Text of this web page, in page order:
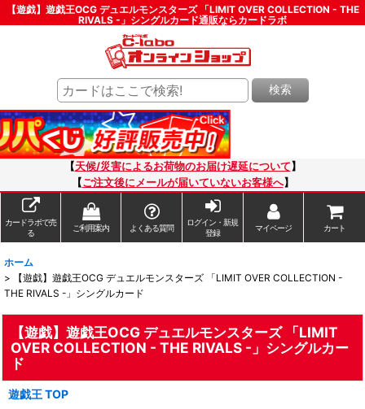
【遊戯】遊戯王OCG デュエルモンスターズ 「LIMIT OVER COLLECTION - THE
RIVALS -」シングルカード通販ならカードラボ
検索
【天候/災害によるお荷物のお届け遅延について 】
【ご注文後にメールが届いていないお客様へ】
カードラボで売
る
ご利用案内 よくある質問
ログイン・新規
登録
マイページ カート
ホーム
>
【遊戯】遊戯王OCG デュエルモンスターズ 「LIMIT OVER COLLECTION -
THE RIVALS -」シングルカード
【遊戯】遊戯王OCG デュエルモンスターズ 「LIMIT
OVER COLLECTION - THE RIVALS -」シングルカー
ド
遊戯王 TOP